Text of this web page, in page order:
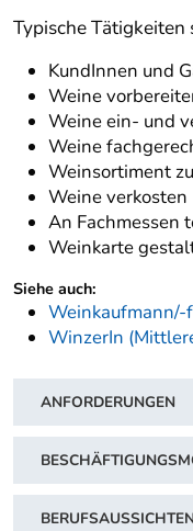
Typische Tätigkeiten
KundInnen und
Weine
Weine ein- und
Weine
Weinsortiment
Weine verkosten
An Fachmessen
Weinkarte
Siehe auch:
Weinkaufmann/-
WinzerIn
ANFORDERUNGEN